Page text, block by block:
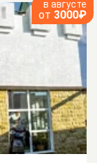
в августе
от 3000₽